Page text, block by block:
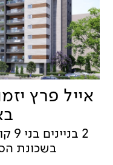
אייל פרץ
בשכונת